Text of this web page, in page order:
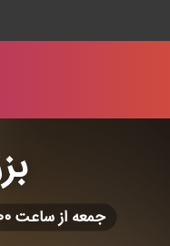
جمعه از ساعت ۱۸:۰۰ به مدت ۱۱۵ دقیقه